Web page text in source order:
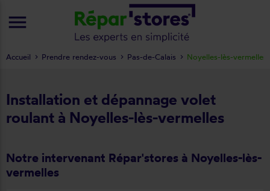
Installation et dépannage volet
roulant à Noyelles-lès-vermelles
Notre intervenant Répar'stores à Noyelles-lès-
vermelles
Accueil Prendre rendez-vous Pas-de-Calais Noyelles-lès-vermelles
menu